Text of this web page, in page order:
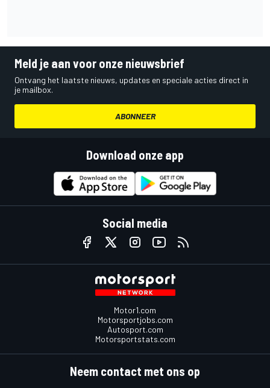
Meld je aan voor onze nieuwsbrief
Ontvang het laatste nieuws, updates en speciale acties direct in
je mailbox.
ABONNEER
Download onze app
Social media
Motor1.com
Motorsportjobs.com
Autosport.com
Motorsportstats.com
Neem contact met ons op